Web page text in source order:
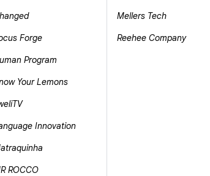
Forge
Program
Your Lemons
Innovation
ROCCO
Mellers Tech
Reehee Company